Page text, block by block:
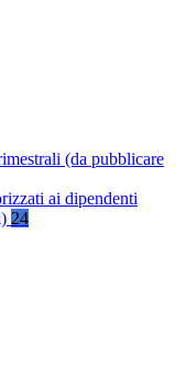
(da pubblicare
ai dipendenti
24